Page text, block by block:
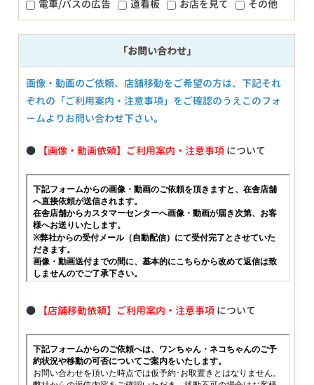
電車/バスの広告
道看板 お店を見て その他
「お問い合わせ」
画像・動画のご依頼、店舗移動をご希望の方は、下記それ
ぞれの「ご利用案内・注意事項」をご確認のうえこのフォ
ームよりお問い合わせ下さい。
● 【画像・動画依頼】ご利用案内・注意事項 について
● 【店舗移動依頼】ご利用案内・注意事項 について